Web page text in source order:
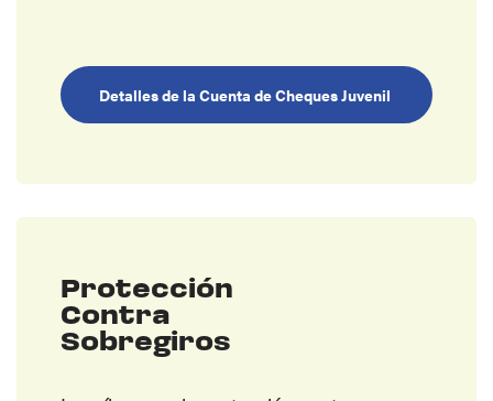
Detalles de la Cuenta de Cheques Juvenil
Protección
Contra
Sobregiros